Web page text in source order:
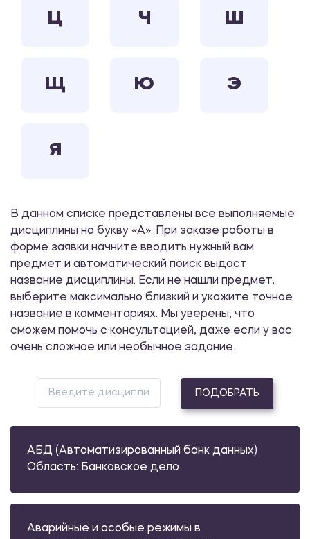
Ц Ч Ш
Щ Ю Э
Я
В данном списке представлены все выполняемые
дисциплины на букву «А». При заказе работы в
форме заявки начните вводить нужный вам
предмет и автоматический поиск выдаст
название дисциплины. Если не нашли предмет,
выберите максимально близкий и укажите точное
название в комментариях. Мы уверены, что
сможем помочь с консультацией, даже если у вас
очень сложное или необычное задание.
ПОДОБРАТЬ
АБД (Автоматизированный банк данных)
Область: Банковское дело
Аварийные и особые режимы в